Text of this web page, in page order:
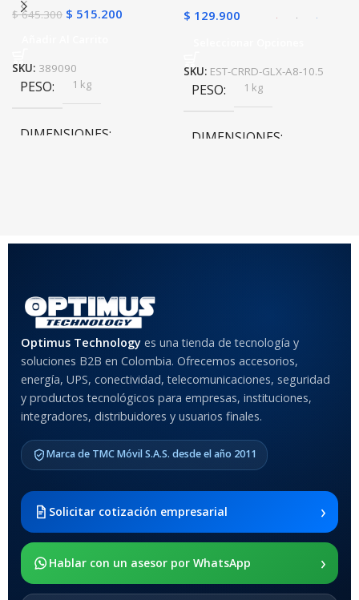
$645.300 $ 515.200
SKU: 389090
PESO 1 kg
DIMENSIONES
$ 129.900
SKU: EST-CRRD-GLX-A8-10.5
PESO 1 kg
DIMENSIONES
Anti-Shock
MODELO DE TABLETS
COMPATIBLES
Samsung Galaxy Tab A8 10.5
2021 SM-x200 / Samsung
x205
SOPORTE DE APOYO
Optimus Technology es una tienda de tecnología y
soluciones B2B en Colombia. Ofrecemos accesorios,
energía, UPS, conectividad, telecomunicaciones, seguridad
y productos tecnológicos para empresas, instituciones,
integradores, distribuidores y usuarios finales.
Marca de TMC Móvil S.A.S. desde el año 2011
Solicitar cotización empresarial ›
Hablar con un asesor por WhatsApp ›